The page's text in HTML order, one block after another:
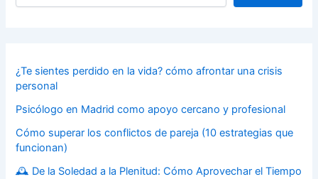
¿Te sientes perdido en la vida? cómo afrontar una crisis
personal
Psicólogo en Madrid como apoyo cercano y profesional
Cómo superar los conflictos de pareja (10 estrategias que
funcionan)
🕰️ De la Soledad a la Plenitud: Cómo Aprovechar el Tiempo